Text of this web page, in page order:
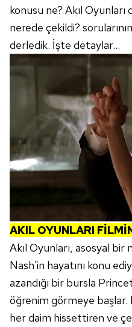
konusu ne? Akıl
nerede çekildi?
derledik. İşte detaylar...
AKIL OYUNLARI
Akıl Oyunları, asosyal
Nash'in hayatını konu
azandığı bir bursla
öğrenim görmeye başlar.
her daim hissettiren ve